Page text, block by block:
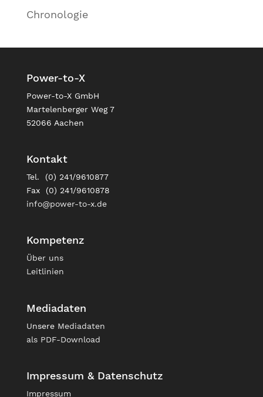
Chronologie
Power-to-X
Power-to-X GmbH
Martelenberger Weg 7
52066 Aachen
Kontakt
Tel. (0) 241/9610877
Fax (0) 241/9610878
info@power-to-x.de
Kompetenz
Über uns
Leitlinien
Mediadaten
Unsere Mediadaten
als PDF-Download
Impressum & Datenschutz
Impressum